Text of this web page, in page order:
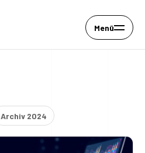
Menü
Archiv 2024